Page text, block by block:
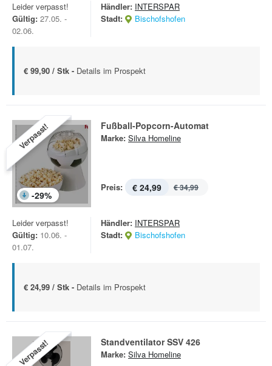
Leider verpasst!
Gültig: 27.05. -
02.06.
Händler: INTERSPAR
Stadt:
Bischofshofen
€ 99,90 / Stk - Details im Prospekt
Verpasst!
-29%
Fußball-Popcorn-Automat
Marke: Silva Homeline
Preis: € 24,99 € 34,99
Leider verpasst!
Gültig: 10.06. -
01.07.
Händler: INTERSPAR
Stadt:
Bischofshofen
€ 24,99 / Stk - Details im Prospekt
Verpasst! Standventilator SSV 426
Marke: Silva Homeline